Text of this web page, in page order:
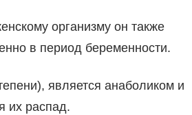
организму он также
в период беременности.
является анаболиком и
их распад.